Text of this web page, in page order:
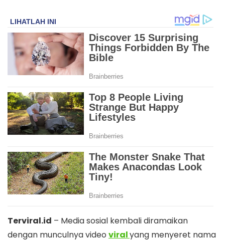
Terviral.id – Media sosial kembali diramaikan
dengan munculnya video viralyang menyeret nama